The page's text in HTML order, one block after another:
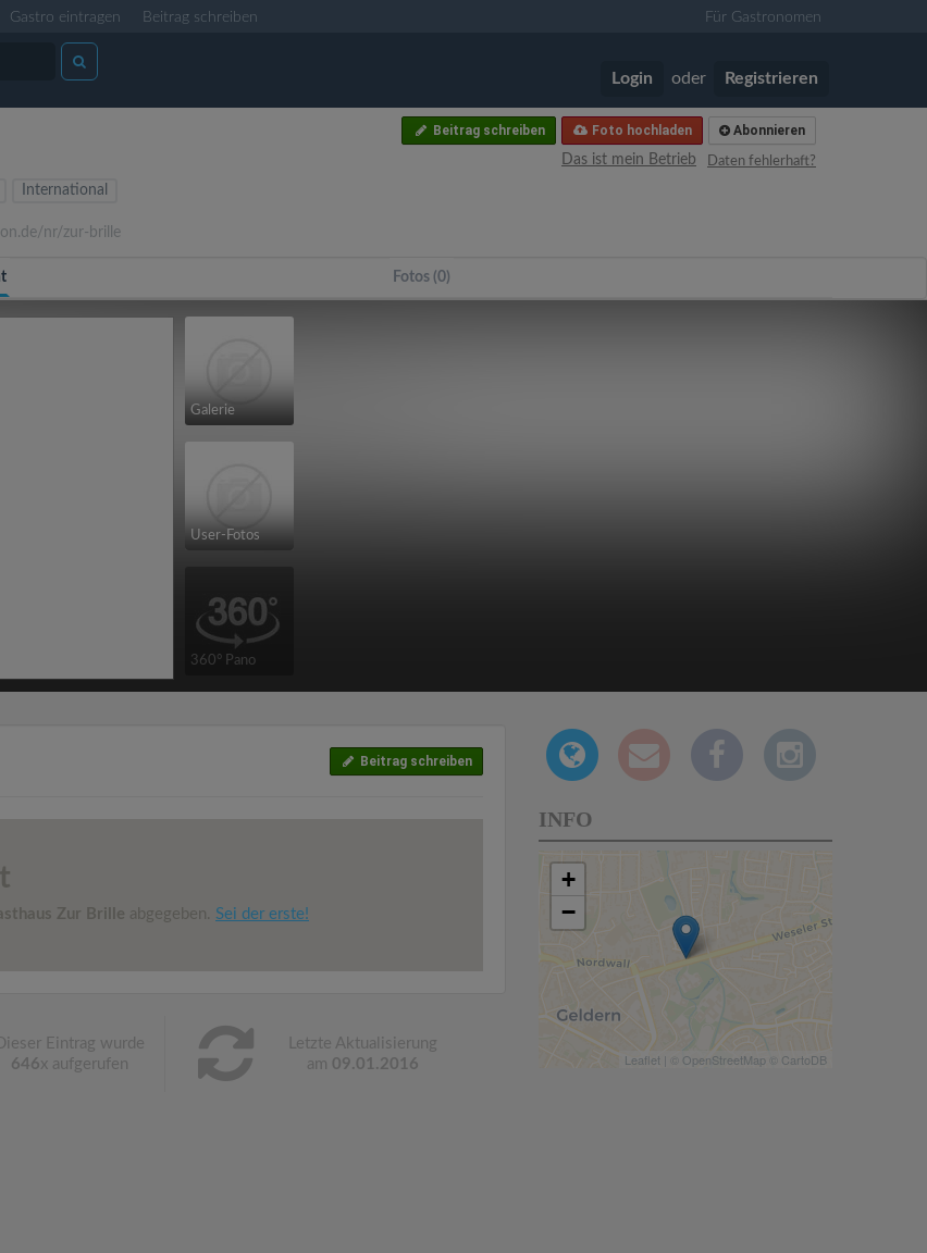
Gastro eintragen Beitrag schreiben Für Gastronomen
Login oder Registrieren
Abonnieren
Foto hochladen
Beitrag schreiben
Daten fehlerhaft?
Das ist mein Betrieb
International
nr/zur-brille
Fotos (0)
Galerie
User-Fotos
360° Pano
Beitrag schreiben
Zur Brille abgegeben. Sei der erste!
Eintrag wurde
646x aufgerufen
Letzte Aktualisierung
am 09.01.2016
INFO
+
−
Leaflet | © OpenStreetMap © CartoDB